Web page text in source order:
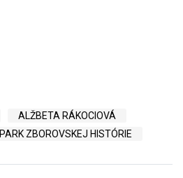
ALŽBETA RÁKOCIOVÁ
PARK ZBOROVSKEJ HISTÓRIE